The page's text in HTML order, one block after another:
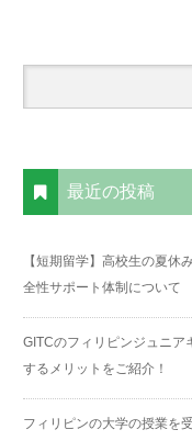
最近の投稿
【短期留学】高校生の夏休
全性サポート体制について
GITCのフィリピンジュニア
するメリットをご紹介！
フィリピンの大学の授業を